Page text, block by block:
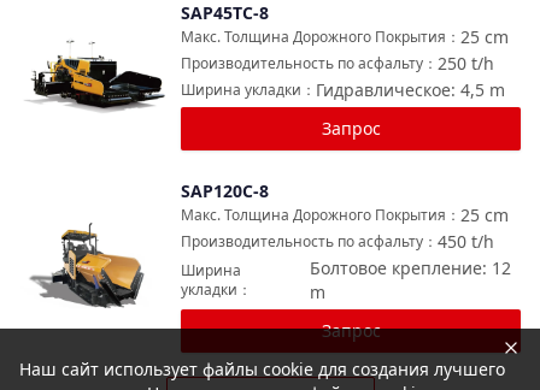
SAP45TC-8
25 cm
Макс. Толщина Дорожного Покрытия ：
250 t/h
Производительность по асфальту ：
Гидравлическое: 4,5 m
Ширина укладки ：
Запрос
SAP120C-8
25 cm
Макс. Толщина Дорожного Покрытия ：
450 t/h
Производительность по асфальту ：
Болтовое крепление: 12
m
Ширина
укладки ：
Запрос
Наш сайт использует файлы cookie для создания лучшего